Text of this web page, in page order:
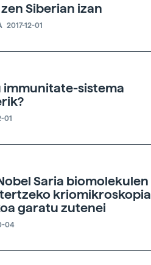
Siberian izan
2017-12-01
immunitate-sistema
01
Saria biomolekulen
kriomikroskopia
garatu zutenei
04